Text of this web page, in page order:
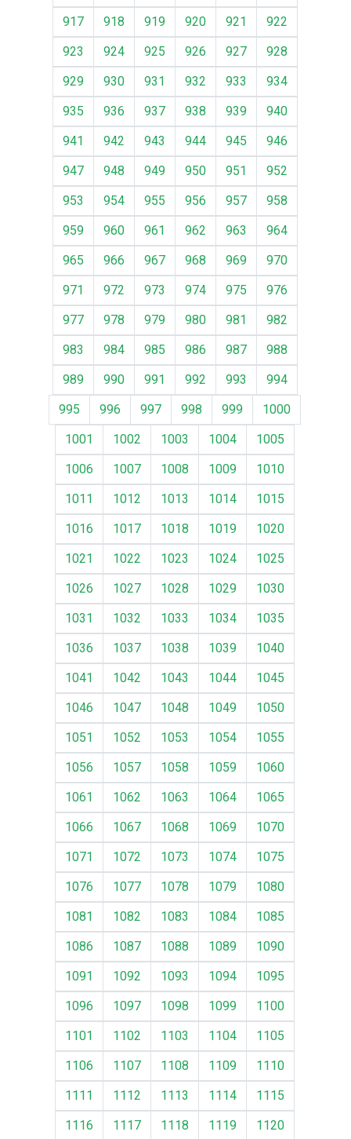
917
918 919 920 921
922
923
924 925 926 927
928
929
930 931 932 933
934
935
936 937 938 939
940
941
942 943 944 945
946
947
948 949 950 951
952
953
954 955 956 957
958
959
960 961 962 963
964
965
966 967 968 969
970
971
972 973 974 975
976
977
978 979 980 981
982
983
984 985 986 987
988
989
990 991 992 993
994
995
996 997 998 999
1000
1001
1002 1003 1004
1005
1006
1007 1008 1009
1010
1011
1012 1013 1014
1015
1016
1017 1018 1019
1020
1021
1022 1023 1024
1025
1026
1027 1028 1029
1030
1031
1032 1033 1034
1035
1036
1037 1038 1039
1040
1041
1042 1043 1044
1045
1046
1047 1048 1049
1050
1051
1052 1053 1054
1055
1056
1057 1058 1059
1060
1061
1062 1063 1064
1065
1066
1067 1068 1069
1070
1071
1072 1073 1074
1075
1076
1077 1078 1079
1080
1081
1082 1083 1084
1085
1086
1087 1088 1089
1090
1091
1092 1093 1094
1095
1096
1097 1098 1099
1100
1101
1102 1103 1104
1105
1106
1107 1108 1109
1110
1111
1112 1113 1114
1115
1116
1117 1118 1119 1120